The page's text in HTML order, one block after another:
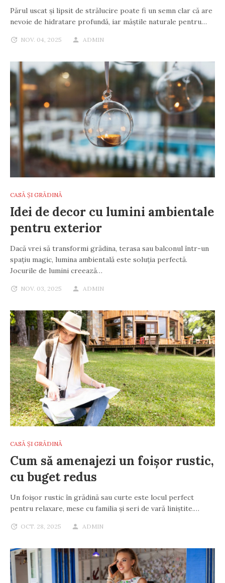
Părul uscat și lipsit de strălucire poate fi un semn clar că are
nevoie de hidratare profundă, iar măștile naturale pentru…
NOV. 04, 2025 ADMIN
CASĂ ȘI GRĂDINĂ
Idei de decor cu lumini ambientale
pentru exterior
Dacă vrei să transformi grădina, terasa sau balconul într-un
spațiu magic, lumina ambientală este soluția perfectă.
Jocurile de lumini creează…
NOV. 03, 2025 ADMIN
CASĂ ȘI GRĂDINĂ
Cum să amenajezi un foișor rustic,
cu buget redus
Un foișor rustic în grădină sau curte este locul perfect
pentru relaxare, mese cu familia și seri de vară liniștite.…
OCT. 28, 2025 ADMIN